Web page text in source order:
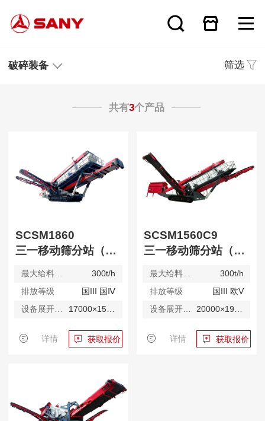
破碎装备 筛选
共有3个产品
SCSM1860
三一移动筛分站（油电版）
最大给料能力
300t/h
排放等级
国III 国Ⅳ
设备展开尺寸
17000×15000×6500mm
详情 获取报价
SCSM1560C9
三一移动筛分站（液压版）
最大给料能力
300t/h
排放等级
国III 欧V
设备展开尺寸
详情 获取报价